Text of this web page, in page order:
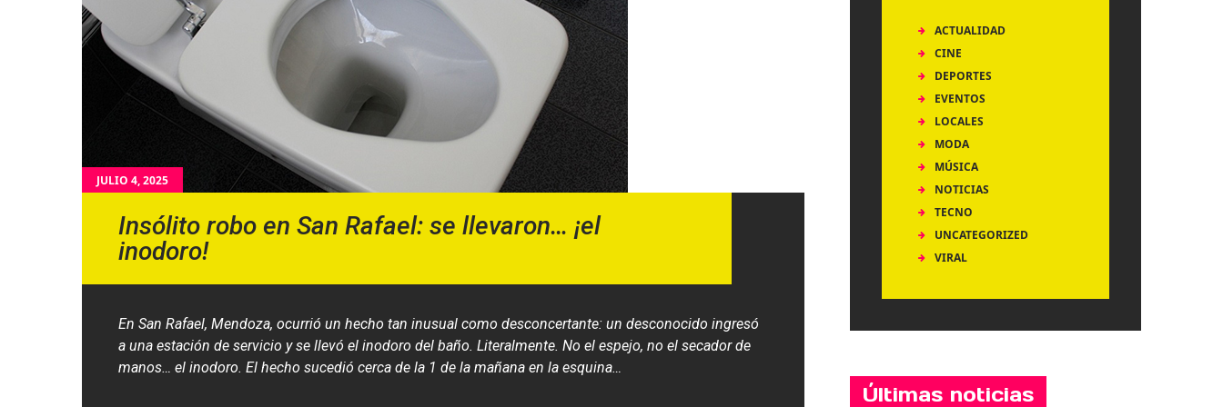
JULIO 4, 2025
Insólito robo en San Rafael: se llevaron… ¡el
inodoro!
En San Rafael, Mendoza, ocurrió un hecho tan inusual como desconcertante: un desconocido ingresó
a una estación de servicio y se llevó el inodoro del baño. Literalmente. No el espejo, no el secador de
manos… el inodoro. El hecho sucedió cerca de la 1 de la mañana en la esquina…
ACTUALIDAD
CINE
DEPORTES
EVENTOS
LOCALES
MODA
MÚSICA
NOTICIAS
TECNO
UNCATEGORIZED
VIRAL
Últimas noticias